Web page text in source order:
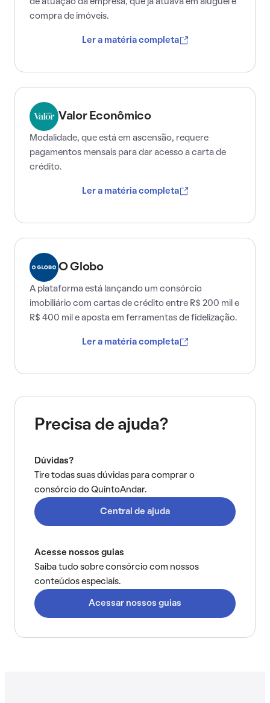
de atuação da empresa, que já atuava em aluguel e
compra de imóveis.
Ler a matéria completa
Valor Econômico
Modalidade, que está em ascensão, requere
pagamentos mensais para dar acesso a carta de
crédito.
Ler a matéria completa
O Globo
A plataforma está lançando um consórcio
imobiliário com cartas de crédito entre R$ 200 mil e
R$ 400 mil e aposta em ferramentas de fidelização.
Ler a matéria completa
Precisa de ajuda?
Dúvidas?
Tire todas suas dúvidas para comprar o
consórcio do QuintoAndar.
Central de ajuda
Acesse nossos guias
Saiba tudo sobre consórcio com nossos
conteúdos especiais.
Acessar nossos guias